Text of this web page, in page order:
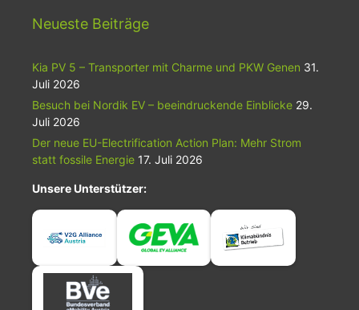
Neueste Beiträge
Kia PV 5 – Transporter mit Charme und PKW Genen 31.
Juli 2026
Besuch bei Nordik EV – beeindruckende Einblicke 29.
Juli 2026
Der neue EU-Electrification Action Plan: Mehr Strom
statt fossile Energie 17. Juli 2026
Unsere Unterstützer: